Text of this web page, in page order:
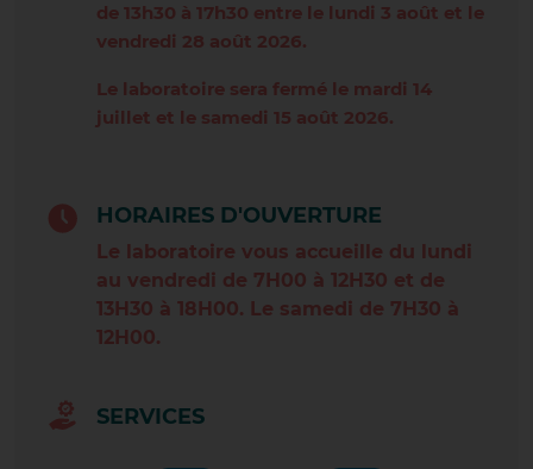
MORNANT
PIZANÇON
PONT EVEQUE
RILLIEUX LOUP PENDU
de 13h30 à 17h30 entre le lundi 3 août et le
vendredi 28 août 2026.
Le laboratoire sera fermé le mardi 14
juillet et le samedi 15 août 2026.
HORAIRES D'OUVERTURE
Le laboratoire vous accueille du lundi
au vendredi de 7H00 à 12H30 et de
13H30 à 18H00. Le samedi de 7H30 à
12H00.
SERVICES